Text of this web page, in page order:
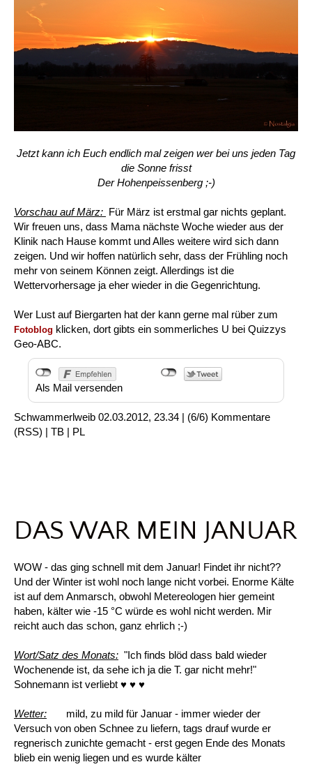
Jetzt kann ich Euch endlich mal zeigen wer bei uns jeden Tag
die Sonne frisst
Der Hohenpeissenberg ;-)
Vorschau auf März: Für März ist erstmal gar nichts geplant.
Wir freuen uns, dass Mama nächste Woche wieder aus der
Klinik nach Hause kommt und Alles weitere wird sich dann
zeigen. Und wir hoffen natürlich sehr, dass der Frühling noch
mehr von seinem Können zeigt. Allerdings ist die
Wettervorhersage ja eher wieder in die Gegenrichtung.
Wer Lust auf Biergarten hat der kann gerne mal rüber zum
Fotoblog klicken, dort gibts ein sommerliches U bei Quizzys
Geo-ABC.
Als Mail versenden
Schwammerlweib 02.03.2012, 23.34 | (6/6) Kommentare
(RSS) | TB | PL
DAS WAR MEIN JANUAR
WOW - das ging schnell mit dem Januar! Findet ihr nicht??
Und der Winter ist wohl noch lange nicht vorbei. Enorme Kälte
ist auf dem Anmarsch, obwohl Metereologen hier gemeint
haben, kälter wie -15 °C würde es wohl nicht werden. Mir
reicht auch das schon, ganz ehrlich ;-)
Wort/Satz des Monats: "Ich finds blöd dass bald wieder
Wochenende ist, da sehe ich ja die T. gar nicht mehr!"
Sohnemann ist verliebt ♥ ♥ ♥
Wetter: mild, zu mild für Januar - immer wieder der
Versuch von oben Schnee zu liefern, tags drauf wurde er
regnerisch zunichte gemacht - erst gegen Ende des Monats
blieb ein wenig liegen und es wurde kälter